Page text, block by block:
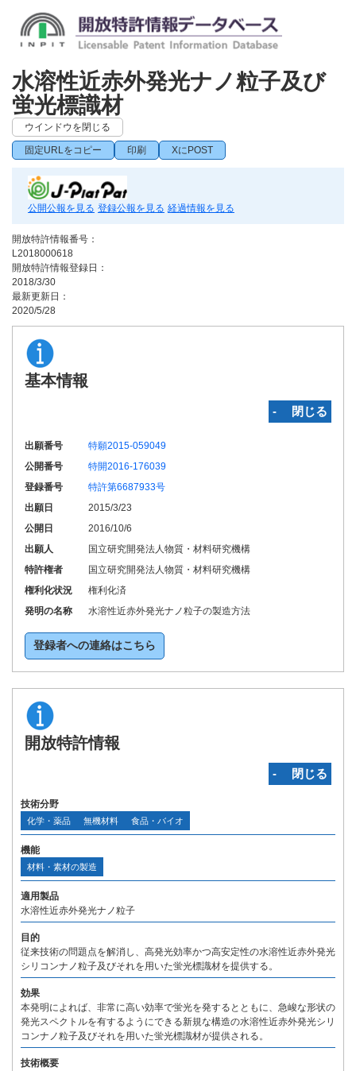
水溶性近赤外発光ナノ粒子及び
蛍光標識材
ウインドウを閉じる
固定URLをコピー 印刷 XにPOST
公開公報を見る 登録公報を見る 経過情報を見る
開放特許情報番号：
L2018000618
開放特許情報登録日：
2018/3/30
最新更新日：
2020/5/28
基本情報
‐ 閉じる
出願番号
特願2015-059049
公開番号
特開2016-176039
登録番号
特許第6687933号
出願日
2015/3/23
公開日
2016/10/6
出願人
国立研究開発法人物質・材料研究機構
特許権者
国立研究開発法人物質・材料研究機構
権利化状況
権利化済
発明の名称
水溶性近赤外発光ナノ粒子の製造方法
登録者への連絡はこちら
開放特許情報
‐ 閉じる
技術分野
化学・薬品 無機材料 食品・バイオ
機能
材料・素材の製造
適用製品
水溶性近赤外発光ナノ粒子
目的
従来技術の問題点を解消し、高発光効率かつ高安定性の水溶性近赤外発光
シリコンナノ粒子及びそれを用いた蛍光標識材を提供する。
効果
本発明によれば、非常に高い効率で蛍光を発するとともに、急峻な形状の
発光スペクトルを有するようにできる新規な構造の水溶性近赤外発光シリ
コンナノ粒子及びそれを用いた蛍光標識材が提供される。
技術概要